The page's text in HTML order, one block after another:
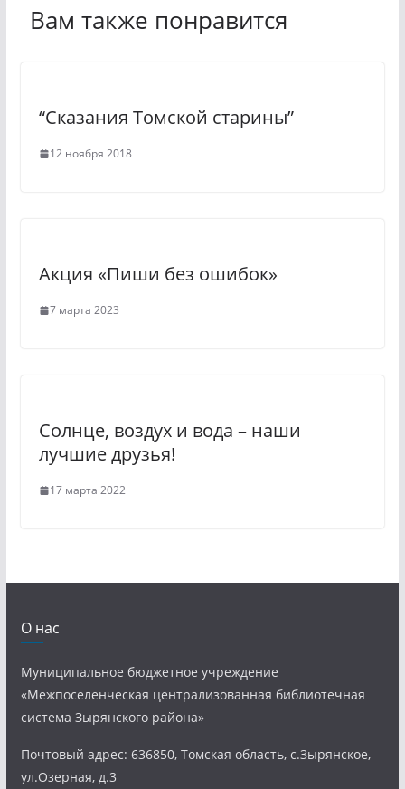
a
k
g
Вам также понравится
“Сказания Томской старины”
12 ноября 2018
Акция «Пиши без ошибок»
7 марта 2023
Солнце, воздух и вода – наши
лучшие друзья!
17 марта 2022
О нас
Муниципальное бюджетное учреждение
«Межпоселенческая централизованная библиотечная
система Зырянского района»
Почтовый адрес: 636850, Томская область, с.Зырянское,
ул.Озерная, д.3